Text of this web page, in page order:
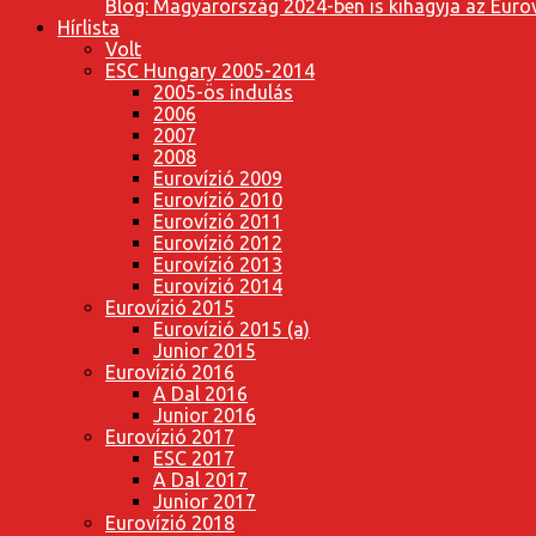
Blog: Magyarország 2024-ben is kihagyja az
Hírlista
Volt
ESC Hungary 2005-2014
2005-ös indulás
2006
2007
2008
Eurovízió 2009
Eurovízió 2010
Eurovízió 2011
Eurovízió 2012
Eurovízió 2013
Eurovízió 2014
Eurovízió 2015
Eurovízió 2015 (a)
Junior 2015
Eurovízió 2016
A Dal 2016
Junior 2016
Eurovízió 2017
ESC 2017
A Dal 2017
Junior 2017
Eurovízió 2018